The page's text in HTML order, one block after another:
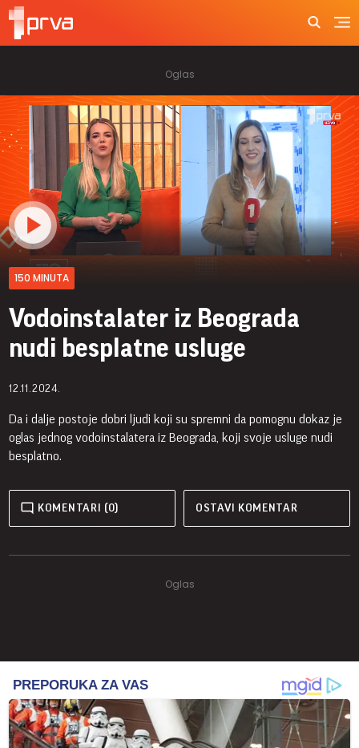
150 MINUTA
Vodoinstalater iz Beograda
nudi besplatne usluge
12.11.2024.
Da i dalje postoje dobri ljudi koji su spremni da pomognu dokaz je
oglas jednog vodoinstalatera iz Beograda, koji svoje usluge nudi
besplatno.
KOMENTARI (0) OSTAVI KOMENTAR